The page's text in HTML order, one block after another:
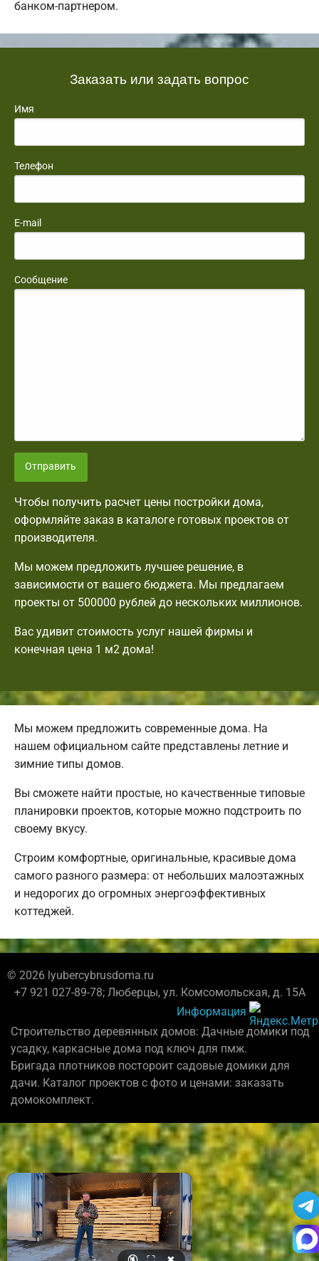
банком-партнером.
Заказать или задать вопрос
Имя
Телефон
E-mail
Сообщение
Отправить
Чтобы получить расчет цены постройки дома,
оформляйте заказ в каталоге готовых проектов от
производителя.
Мы можем предложить лучшее решение, в
зависимости от вашего бюджета. Мы предлагаем
проекты от 500000 рублей до нескольких миллионов.
Вас удивит стоимость услуг нашей фирмы и
конечная цена 1 м2 дома!
Мы можем предложить современные дома. На
нашем официальном сайте представлены летние и
зимние типы домов.
Вы сможете найти простые, но качественные типовые
планировки проектов, которые можно подстроить по
своему вкусу.
Строим комфортные, оригинальные, красивые дома
самого разного размера: от небольших малоэтажных
и недорогих до огромных энергоэффективных
коттеджей.
© 2026 lyubercybrusdoma.ru
+7 921 027-89-78; Люберцы, ул. Комсомольская, д. 15А
Информация
Строительство деревянных домов: Дачные домики под
усадку, каркасные дома под ключ для пмж.
Бригада плотников постороит садовые домики для
дачи. Каталог проектов с фото и ценами: заказать
домокомплект.